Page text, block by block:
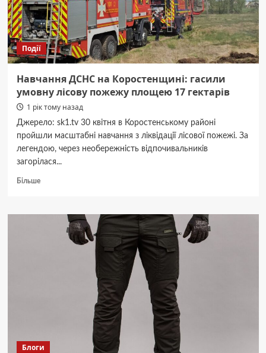
у
квітні
Події
Навчання ДСНС на Коростенщині: гасили
умовну лісову пожежу площею 17 гектарів
1 рік тому назад
Джерело: sk1.tv 30 квітня в Коростенському районі
пройшли масштабні навчання з ліквідації лісової пожежі. За
легендою, через необережність відпочивальників
загорілася...
БільшеДокладніше
ДСНС
Коростенщині:
Блоги